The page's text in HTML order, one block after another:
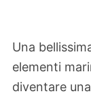
Una
elementi
diventare